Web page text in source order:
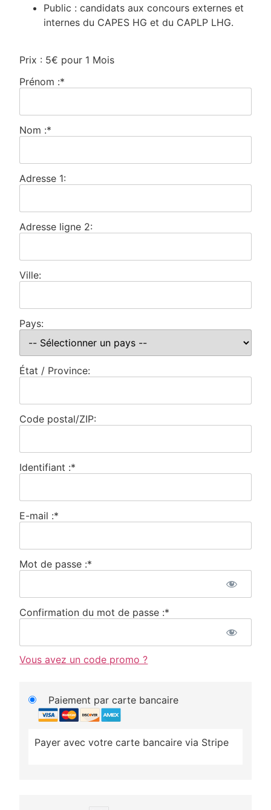
Public : candidats aux concours externes et
internes du CAPES HG et du CAPLP LHG.
Prix : 5€ pour 1 Mois
Prénom :*
Nom :*
Adresse 1:
Adresse ligne 2:
Ville:
Pays:
État / Province:
Code postal/ZIP:
Identifiant :*
E-mail :*
Mot de passe :*
Confirmation du mot de passe :*
Vous avez un code promo ?
Paiement par carte bancaire
Payer avec votre carte bancaire via Stripe